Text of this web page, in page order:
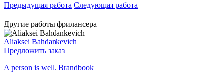
Предыдущая работа Следующая работа
Другие работы фрилансера
Aliaksei Bahdankevich
Предложить заказ
A person is well. Brandbook